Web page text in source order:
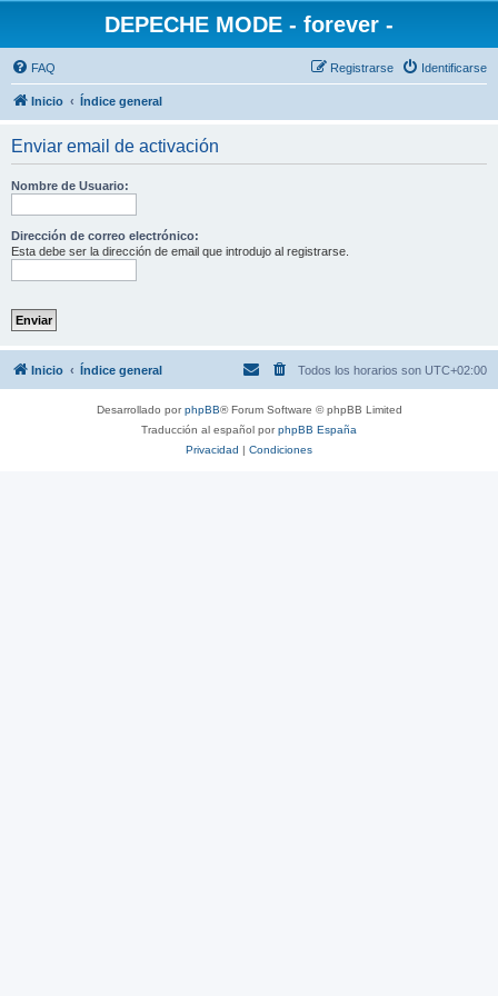
DEPECHE MODE - forever -
FAQ Identificarse
Registrarse
Inicio Índice general
Enviar email de activación
Nombre de Usuario:
Dirección de correo electrónico:
Esta debe ser la dirección de email que introdujo al registrarse.
Inicio Índice general Todos los horarios son UTC+02:00
Desarrollado porphpBB® Forum Software © phpBB Limited
Traducción al español porphpBB España
Privacidad | Condiciones